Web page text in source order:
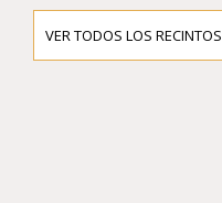
VER TODOS LOS RECINTOS